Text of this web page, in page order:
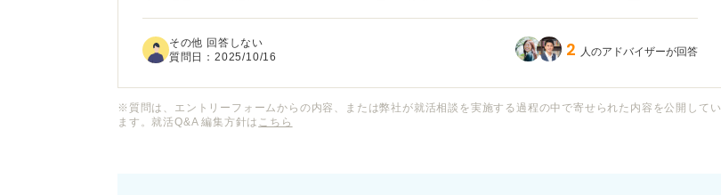
でも許容されるものなのでしょうか？
その他 回答しない
質問日：2025/10/16 2 人のアドバイザーが回答
※質問は、エントリーフォームからの内容、または弊社が就活相談を実施する過程の中で寄せられた内容を公開してい
ます。就活Q&A 編集方針は こちら